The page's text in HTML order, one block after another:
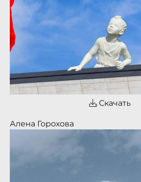
Скачать
Алена Горохова